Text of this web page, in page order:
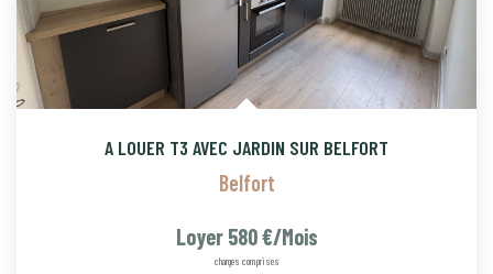
A LOUER T3 AVEC JARDIN SUR BELFORT
Belfort
Loyer 580 €/mois
charges comprises